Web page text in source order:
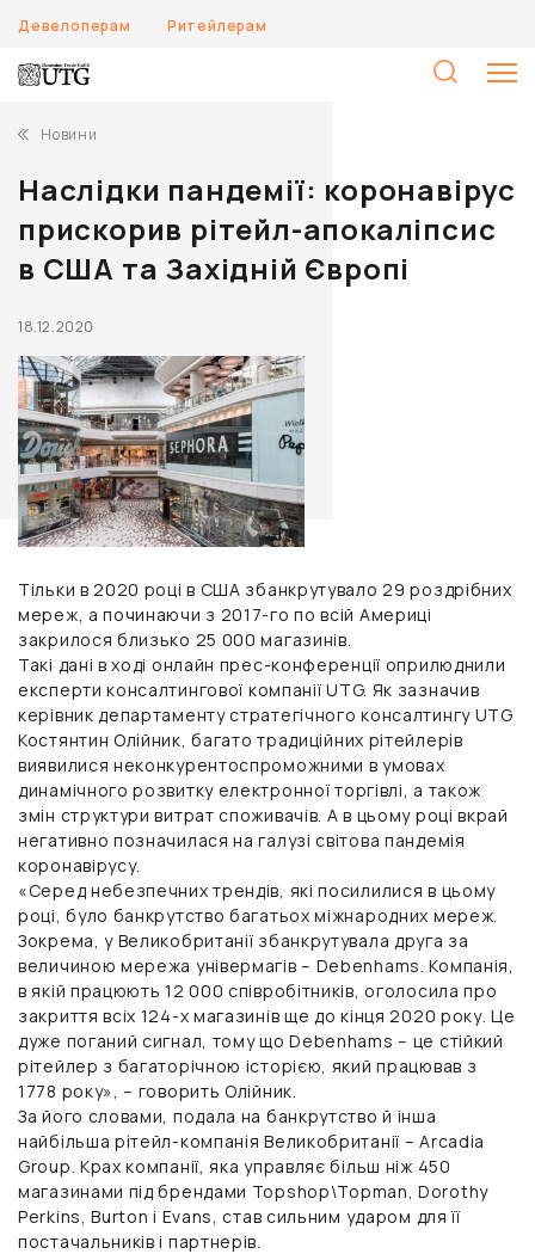
Девелоперам Ритейлерам
Новини
Наслідки пандемії: коронавірус
прискорив рітейл-апокаліпсис
в США та Західній Європі
18.12.2020
Тільки в 2020 році в США збанкрутувало 29 роздрібних
мереж, а починаючи з 2017-го по всій Америці
закрилося близько 25 000 магазинів.
Такі дані в ході онлайн прес-конференції оприлюднили
експерти консалтингової компанії UTG. Як зазначив
керівник департаменту стратегічного консалтингу UTG
Костянтин Олійник, багато традиційних рітейлерів
виявилися неконкурентоспроможними в умовах
динамічного розвитку електронної торгівлі, а також
змін структури витрат споживачів. А в цьому році вкрай
негативно позначилася на галузі світова пандемія
коронавірусу.
«Серед небезпечних трендів, які посилилися в цьому
році, було банкрутство багатьох міжнародних мереж.
Зокрема, у Великобританії збанкрутувала друга за
величиною мережа універмагів – Debenhams. Компанія,
в якій працюють 12 000 співробітників, оголосила про
закриття всіх 124-х магазинів ще до кінця 2020 року. Це
дуже поганий сигнал, тому що Debenhams – це стійкий
рітейлер з багаторічною історією, який працював з
1778 року», – говорить Олійник.
За його словами, подала на банкрутство й інша
найбільша рітейл-компанія Великобританії – Arcadia
Group. Крах компанії, яка управляє більш ніж 450
магазинами під брендами Topshop\Topman, Dorothy
Perkins, Burton і Evans, став сильним ударом для її
постачальників і партнерів.